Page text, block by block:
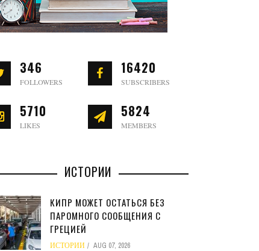
346
FOLLOWERS
16420
SUBSCRIBERS
5710
LIKES
5824
MEMBERS
ИСТОРИИ
КИПР МОЖЕТ ОСТАТЬСЯ БЕЗ
ПАРОМНОГО СООБЩЕНИЯ С
ГРЕЦИЕЙ
ИСТОРИИ AUG 07, 2026